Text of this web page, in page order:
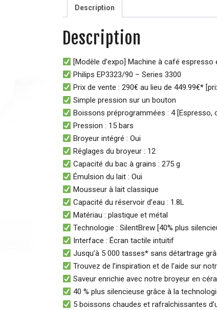
Description
Description
[Modèle d’expo] Machine à café
Philips EP3323/90 – Series 3300
Prix de vente : 290€ au lieu de 449.99€*
Simple pression sur un bouton
Boissons préprogrammées : 4 [Espresso,
Pression : 15 bars
Broyeur intégré : Oui
Réglages du broyeur : 12
Capacité du bac à grains : 275 g
Émulsion du lait : Oui
Mousseur à lait classique
Capacité du réservoir d’eau : 1.8L
Matériau : plastique et métal
Technologie : SilentBrew [40% plus
Interface : Écran tactile intuitif
Jusqu’à 5 000 tasses* sans détartrage
Trouvez de l’inspiration et de l’aide sur
Saveur enrichie avec notre broyeur en
40 % plus silencieuse grâce à la
5 boissons chaudes et rafraîchissantes